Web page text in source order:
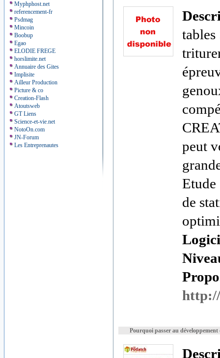
Myphphost.net
referencement-fr
Psdmag
Mincoin
Boobup
Egao
ELODIE FREGE
horslimite.net
Annuaire des Gites
Implisite
Ailleur Production
Picture & co
Creation-Flash
Atoutsweb
GT Liens
Science-et-vie.net
NotoOn.com
JN-Forum
Les Entreprenautes
peut
Etude
de
Pourquoi passer au